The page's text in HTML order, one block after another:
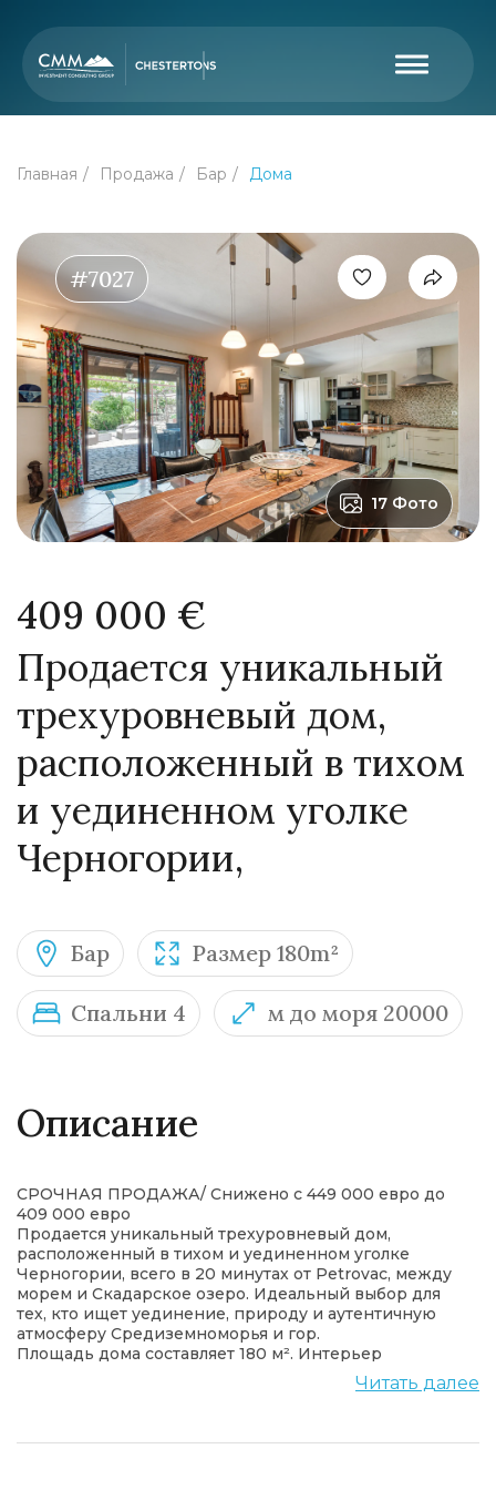
Главная Продажа Бар Дома
#7027
17 Фото
409 000 €
Продается уникальный
трехуровневый дом,
расположенный в тихом
и уединенном уголке
Черногории,
Бар Размер 180m²
Спальни 4 м до моря 20000
Описание
СРОЧНАЯ ПРОДАЖА/ Снижено с 449 000 евро до
409 000 евро
Продается уникальный трехуровневый дом,
расположенный в тихом и уединенном уголке
Черногории, всего в 20 минутах от Petrovac, между
морем и Скадарское озеро. Идеальный выбор для
тех, кто ищет уединение, природу и аутентичную
атмосферу Средиземноморья и гор.
Площадь дома составляет 180 м². Интерьер
энергетикой. Дом оформлен аутентичной мебелью,
Читать далее